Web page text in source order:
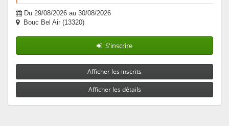
Du 29/08/2026 au 30/08/2026
Bouc Bel Air (13320)
S'inscrire
Afficher les inscrits
Afficher les détails